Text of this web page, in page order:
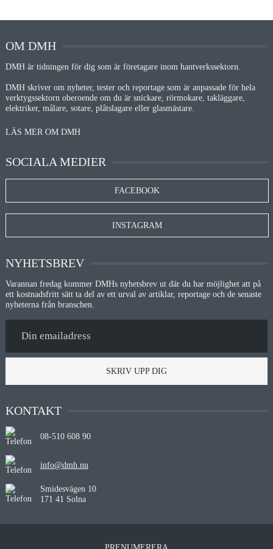
OM DMH
DMH är tidningen för dig som är företagare inom hantverkssektorn.
DMH skriver om nyheter, tester och reportage som är anpassade för hela
verktygssektorn oberoende om du är snickare, rörmokare, takläggare,
elektriker, målare, sotare, plåtslagare eller glasmästare.
LÄS MER OM DMH
SOCIALA MEDIER
FACEBOOK
INSTAGRAM
NYHETSBREV
Varannan fredag kommer DMHs nyhetsbrev ut där du har möjlighet att på
ett kostnadsfritt sätt ta del av ett urval av artiklar, reportage och de senaste
nyheterna från branschen.
SKRIV UPP DIG
KONTAKT
08-510 608 90
info@dmh.nu
Smidesvägen 10
171 41 Solna